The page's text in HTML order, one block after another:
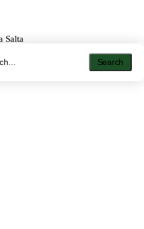
Search
Search
Salta